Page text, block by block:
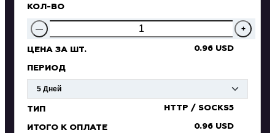
КОЛ-ВО
— +
ЦЕНА ЗА ШТ. 0.96 USD
ПЕРИОД
ТИП HTTP / SOCKS5
ИТОГО К ОПЛАТЕ 0.96 USD